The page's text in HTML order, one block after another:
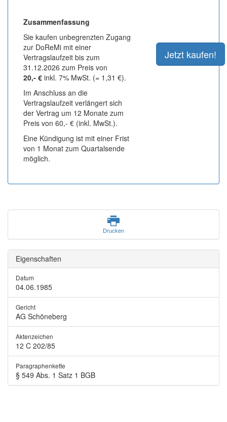
Zusammenfassung
Sie kaufen unbegrenzten Zugang
zur DoReMi mit einer
Vertragslaufzeit bis zum
31.12.2026 zum Preis von
20,- € inkl. 7% MwSt. (= 1,31 €).
Im Anschluss an die
Vertragslaufzeit verlängert sich
der Vertrag um 12 Monate zum
Preis von 60,- € (inkl. MwSt.).
Eine Kündigung ist mit einer Frist
von 1 Monat zum Quartalsende
möglich.
Drucken
Eigenschaften
Datum
04.06.1985
Gericht
AG Schöneberg
Aktenzeichen
12 C 202/85
Paragraphenkette
§ 549 Abs. 1 Satz 1 BGB